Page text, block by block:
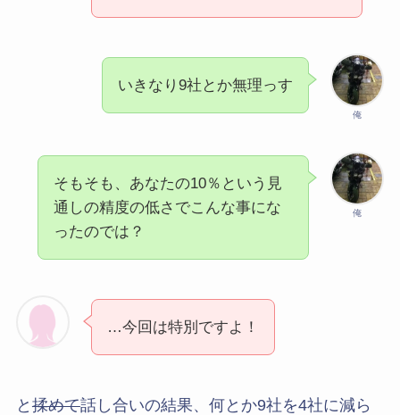
俺
いきなり9社とか無理っす
俺
そもそも、あなたの10％という見
通しの精度の低さでこんな事にな
ったのでは？
…今回は特別ですよ！
と 揉めて話し合いの結果、何とか9社を4社に減ら